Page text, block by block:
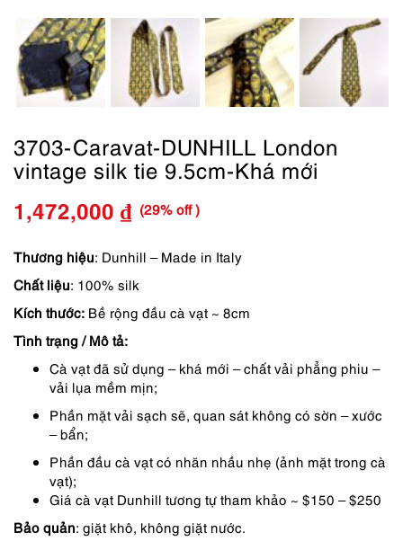
3703-Caravat-DUNHILL London
vintage silk tie 9.5cm-Khá mới
Giá
gốc
là:
2,090,000 ₫.
1,472,000 ₫
Giá
hiện
tại
là:
(29% off )
Thương hiệu: Dunhill – Made in Italy
Chất liệu: 100% silk
Kích thước: Bề rộng đầu cà vạt ~ 8cm
Tình trạng / Mô tả:
Cà vạt đã sử dụng – khá mới – chất vải phẳng phiu –
vải lụa mềm mịn;
Phần mặt vải sạch sẽ, quan sát không có sờn – xước
– bẩn;
Phần đầu cà vạt có nhăn nhầu nhẹ (ảnh mặt trong cà
vạt);
Giá cà vạt Dunhill tương tự tham khảo ~ $150 – $250
Bảo quản: giặt khô, không giặt nước.